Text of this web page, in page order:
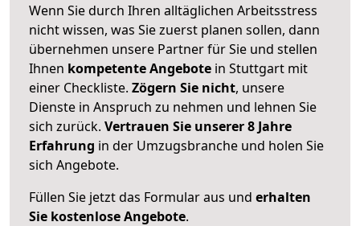
Wenn Sie durch Ihren alltäglichen Arbeitsstress
nicht wissen, was Sie zuerst planen sollen, dann
übernehmen unsere Partner für Sie und stellen
Ihnen kompetente Angebote in Stuttgart mit
einer Checkliste. Zögern Sie nicht, unsere
Dienste in Anspruch zu nehmen und lehnen Sie
sich zurück. Vertrauen Sie unserer 8 Jahre
Erfahrung in der Umzugsbranche und holen Sie
sich Angebote.
Füllen Sie jetzt das Formular aus und erhalten
Sie kostenlose Angebote.